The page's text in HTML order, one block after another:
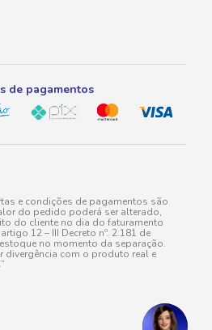
de pagamentos
e condições de pagamentos são
do pedido poderá ser alterado,
do cliente no dia do faturamento
12 – III Decreto nº. 2.181 de
no momento da separação.
com o produto real e